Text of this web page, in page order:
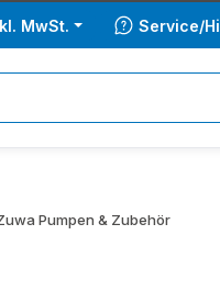
MwSt. Service/
Pumpen & Zubehör